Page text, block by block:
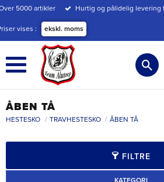
Menu
5000 artikler Hurtig og pålidelig levering
vises ekskl. moms
ÅBEN TÅ
HESTESKO TRAVHESTESKO ÅBEN TÅ
FILTRE
KATEGORI